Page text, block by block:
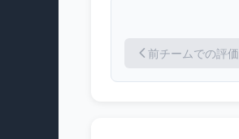
前チームでの評価